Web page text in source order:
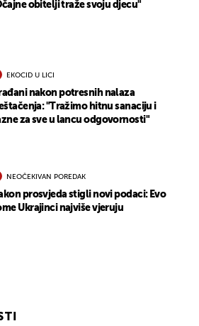
obitelji traže svoju djecu"
EKOCID U LICI
nakon potresnih nalaza
"Tražimo hitnu sanaciju i
za sve u lancu odgovornosti"
NEOČEKIVAN POREDAK
prosvjeda stigli novi podaci: Evo
Ukrajinci najviše vjeruju